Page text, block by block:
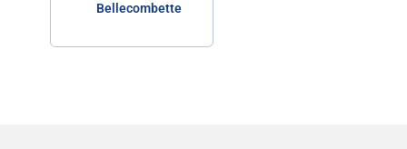
Bellecombette